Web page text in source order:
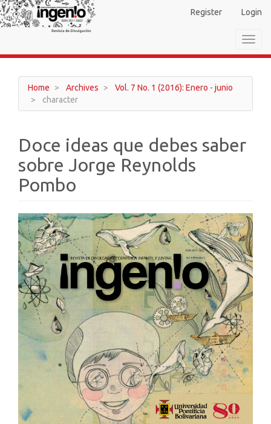
Main
Navigation
Main
Sidebar
Register Login
Home Archives
Vol. 7 No. 1 (2016): Enero - junio
character
Doce ideas que debes saber
sobre Jorge Reynolds
Pombo
Article
Sidebar